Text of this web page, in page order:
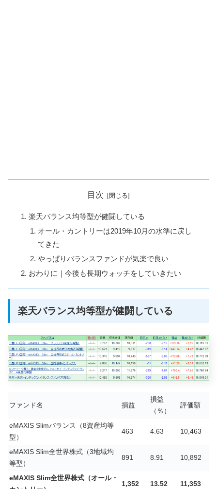
目次
楽天バランス均等型が健闘している
オール・カントリーは2019年10月の水準に戻し
てきた
やっぱりバランスファンドが気楽で良い
おわりに｜今後も長期ウォッチをしていきたい
楽天バランス均等型が健闘している
ファンド名 損益
損益
（％）
評価額
eMAXIS Slimバランス（8資産均等
型）
463 4.63 10,463
eMAXIS Slim全世界株式（3地域均
等型）
891 8.91 10,892
eMAXIS Slim全世界株式（オール・
1,352 13.52 11,353